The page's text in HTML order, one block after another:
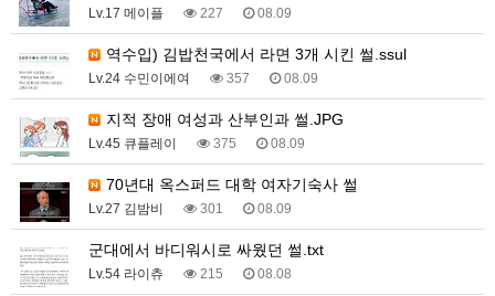
Lv.17 메이플 227 08.09
역수입) 김밥천국에서 라면 3개 시킨 썰.ssul
Lv.24 수민이에여 357 08.09
지적 장애 여성과 산부인과 썰.JPG
Lv.45 큐플레이 375 08.09
70년대 옥스퍼드 대학 여자기숙사 썰
Lv.27 김밤비 301 08.09
군대에서 바디워시로 싸웠던 썰.txt
Lv.54 라이츄 215 08.08